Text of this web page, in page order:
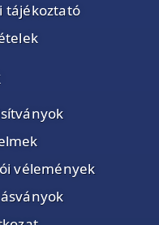
tájékoztató
vélemények